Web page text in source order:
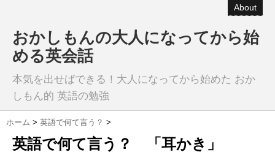
About
おかしもんの大人になってから始
める英会話
本気を出せばできる！大人になってから始めた おか
しもん的 英語の勉強
ホーム > 英語で何て言う？ >
英語で何て言う？ 「耳かき」